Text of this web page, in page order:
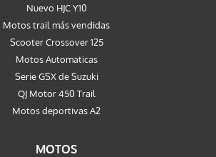
Nuevo HJC Y10
Motos trail más vendidas
Scooter Crossover 125
Motos Automaticas
Serie GSX de Suzuki
QJ Motor 450 Trail
Motos deportivas A2
MOTOS